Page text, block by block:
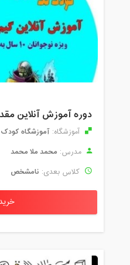
آموزشگاه: آموزشگاه
مدرس: محمد ملا محمد
کلاس بعدی: نامشخص